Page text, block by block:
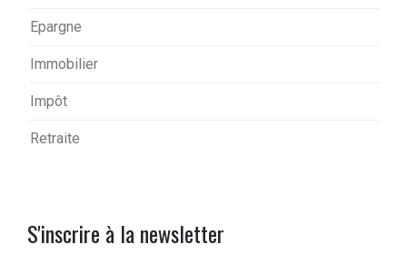
Epargne
Immobilier
Impôt
Retraite
S'inscrire à la newsletter